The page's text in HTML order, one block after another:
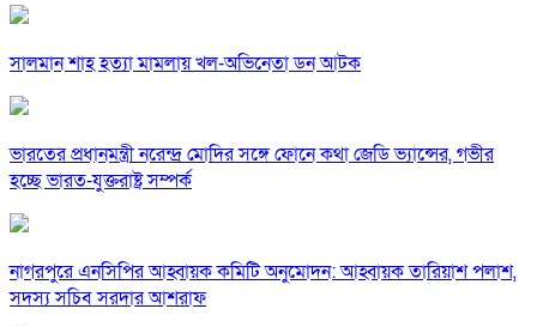
সালমান শাহ হত্যা মামলায় খল-অভিনেতা ডন আটক
ভারতের প্রধানমন্ত্রী নরেন্দ্র মোদির সঙ্গে ফোনে কথা জেডি ভ্যান্সের, গভীর
হচ্ছে ভারত-যুক্তরাষ্ট্র সম্পর্ক
নাগরপুরে এনসিপির আহ্বায়ক কমিটি অনুমোদন: আহ্বায়ক তারিয়াশ পলাশ,
সদস্য সচিব সরদার আশরাফ